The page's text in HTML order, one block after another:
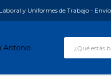
y Uniformes de Trabajo -